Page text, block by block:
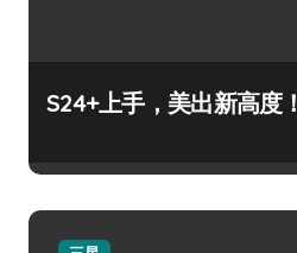
S24+上手，美出新高度！